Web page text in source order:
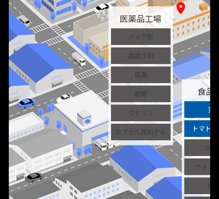
location_on
医薬品工場
パップ剤
歯磨き粉
目薬
軟膏
ワセリン
カプセル原料ゲル
食品
豆
トマト
カレ
チョコ
味